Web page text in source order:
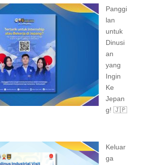
Panggi
lan
untuk
Dinusi
an
yang
Ingin
Ke
Jepan
g! 🇯🇵
Keluar
ga